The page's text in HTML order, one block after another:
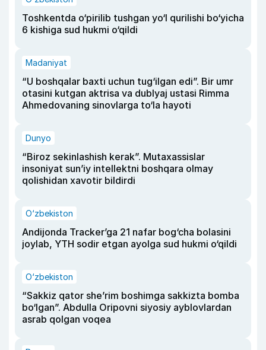
Toshkentda o‘pirilib tushgan yo‘l qurilishi bo‘yicha
6 kishiga sud hukmi o‘qildi
Madaniyat
“U boshqalar baxti uchun tug‘ilgan edi”. Bir umr
otasini kutgan aktrisa va dublyaj ustasi Rimma
Ahmedovaning sinovlarga to‘la hayoti
Dunyo
“Biroz sekinlashish kerak”. Mutaxassislar
insoniyat sun’iy intellektni boshqara olmay
qolishidan xavotir bildirdi
O‘zbekiston
Andijonda Tracker’ga 21 nafar bog‘cha bolasini
joylab, YTH sodir etgan ayolga sud hukmi o‘qildi
O‘zbekiston
“Sakkiz qator she’rim boshimga sakkizta bomba
bo‘lgan”. Abdulla Oripovni siyosiy ayblovlardan
asrab qolgan voqea